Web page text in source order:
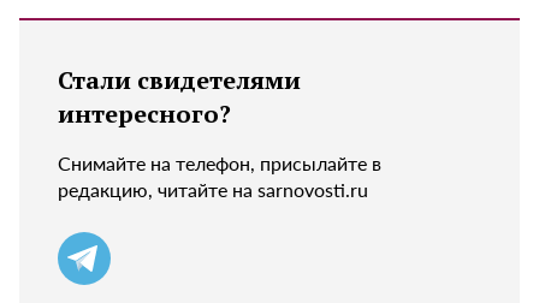
Стали свидетелями
интересного?
Снимайте на телефон, присылайте в
редакцию, читайте на sarnovosti.ru